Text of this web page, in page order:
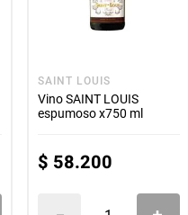
SAINT LOUIS
Vino SAINT LOUIS
espumoso x750 ml
$ 58.200